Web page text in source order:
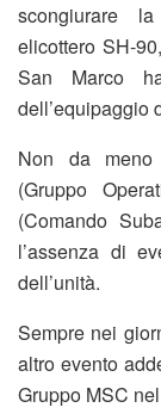
scongiurare
elicottero SH-
San Marco
dell’equipaggio
Non da meno
(Gruppo
(Comando
l’assenza di
dell’unità.
Sempre nei
altro evento
Gruppo MSC